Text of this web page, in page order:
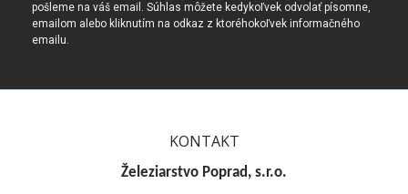
pošleme na váš email. Súhlas môžete kedykoľvek odvolať písomne,
emailom alebo kliknutím na odkaz z ktoréhokoľvek informačného
emailu.
KONTAKT
Železiarstvo Poprad, s.r.o.